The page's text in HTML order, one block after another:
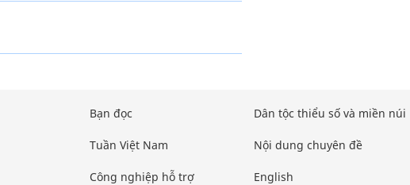
Bạn đọc
Tuần Việt Nam
Công nghiệp hỗ trợ
Dân tộc thiểu số và miền núi
Nội dung chuyên đề
English